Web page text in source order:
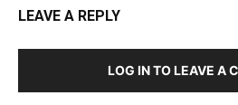
LEAVE A REPLY
LOG IN TO LEAVE A